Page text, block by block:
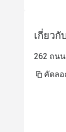
เกี่ยวกั
262 ถนน
คัดล